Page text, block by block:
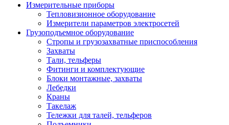
Измерительные приборы
Тепловизионное оборудование
Измерители параметров электросетей
Грузоподъемное оборудование
Стропы и грузозахватные приспособления
Захваты
Тали, тельферы
Фитинги и комплектующие
Блоки монтажные, захваты
Лебедки
Краны
Такелаж
Тележки для талей, тельферов